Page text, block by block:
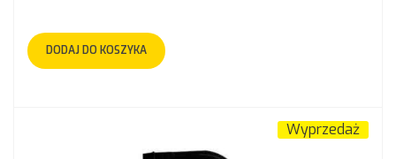
DODAJ DO KOSZYKA
Wyprzedaż